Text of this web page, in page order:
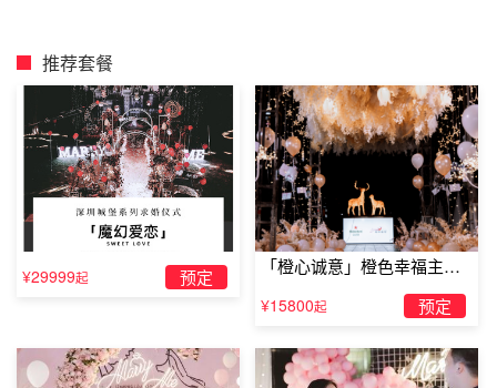
情为主题的公园，公园内的花海非常美，就像一幅漂亮的油
画哦。如果在这里选择向对方求婚，那一定是一件非常浪漫
的事，在花的海洋里，还有成千上万的游客为你们做见证，
对方一定会很感动，那就可以抱得美人归啦！
推荐套餐
¥29999起 预定
「橙心诚意」橙色幸福主题
露台求婚
¥15800起 预定